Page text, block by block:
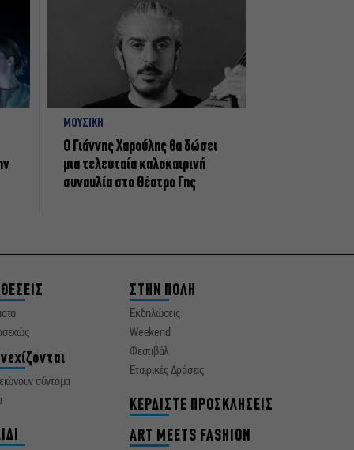
ΜΟΥΣΙΚΗ
Ο Γιάννης Χαρούλης θα δώσει
μια τελευταία καλοκαιρινή
συναυλία στο Θέατρο Γης
σύντομα
ΣΤΗΝ ΠΟΛΗ
Εκδηλώσεις
Weekend
Φεστιβάλ
Εταιρικές Δράσεις
ΚΕΡΔΙΣΤΕ ΠΡΟΣΚΛΗΣΕΙΣ
ART MEETS FASHION